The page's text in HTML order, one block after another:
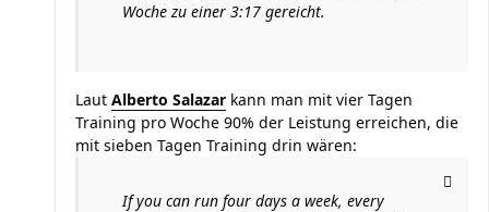
Woche zu einer 3:17 gereicht.
Laut Alberto Salazar kann man mit vier Tagen
Training pro Woche 90% der Leistung erreichen, die
mit sieben Tagen Training drin wären:
If you can run four days a week, every